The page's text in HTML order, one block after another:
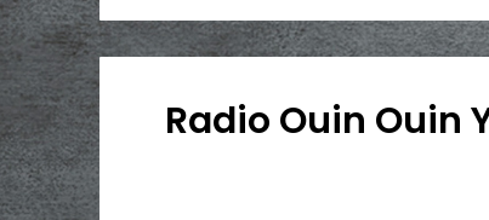
Radio Ouin Ouin